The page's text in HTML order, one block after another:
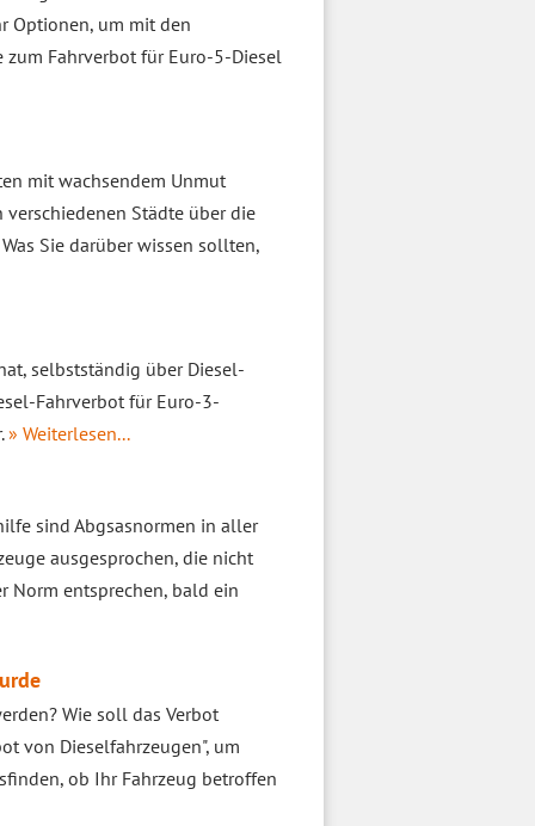
Optionen, um mit den
zum Fahrverbot für Euro-5-Diesel
mit wachsendem Unmut
Städte über die
Sie darüber wissen sollten,
selbstständig über Diesel-
Fahrverbot für Euro-3-
» Weiterlesen...
sind Abgsasnormen in aller
ausgesprochen, die nicht
Norm entsprechen, bald ein
Wie soll das Verbot
von Dieselfahrzeugen", um
ob Ihr Fahrzeug betroffen